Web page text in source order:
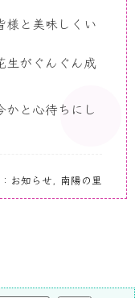
様と美味しくい
生がぐんぐん成
と心待ちにし
お知らせ, 南陽の里